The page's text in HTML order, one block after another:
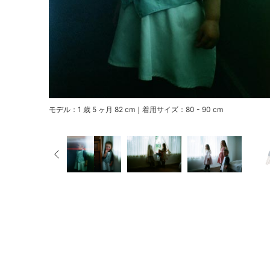
モデル：1 歳 5 ヶ月 82 cm｜着用サイズ：80 - 90 cm